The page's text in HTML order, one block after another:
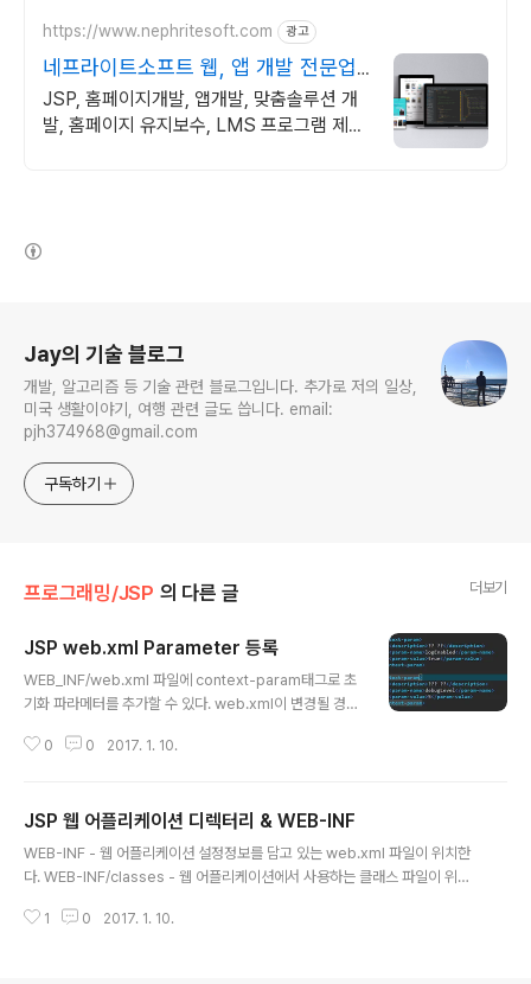
https://www.nephritesoft.com 광고
네프라이트소프트 웹, 앱 개발 전문업
체
JSP, 홈페이지개발, 앱개발, 맞춤솔루션 개
발, 홈페이지 유지보수, LMS 프로그램 제작
Jay의 기술 블로그
개발, 알고리즘 등 기술 관련 블로그입니다. 추가로 저의 일상,
미국 생활이야기, 여행 관련 글도 씁니다. email:
pjh374968@gmail.com
구독하기
프로그래밍/JSP 의 다른 글 더보기
JSP web.xml Parameter 등록
WEB_INF/web.xml 파일에 context-param태그로 초
기화 파라메터를 추가할 수 있다. web.xml이 변경될 경우
데 그중 하나가 톰캣이다.어떤 컨테이너는 반영이 안되는
()태그로 초기화 파라메터를 가져올 수 있다. 그렇다면 언
제 사용할까? 주로 웹 어플의 초기화 작업에 필요한 설정정
보를 저장하는데 쓰인다. 예를들어 디비 연결경로나 로깅
0 0 2017. 1. 10.
JSP 웹 어플리케이션 디렉터리 & WEB-INF
WEB-INF - 웹 어플리케이션 설정정보를 담고 있는 web.xml 파일이 위치한
다. WEB-INF/classes - 웹 어플리케이션에서 사용하는 클래스 파일이 위치
전 서블릿 규약은 web.xml을 반드시 포함하도록 했지만 최근 규정에는 그렇
1 0 2017. 1. 10.